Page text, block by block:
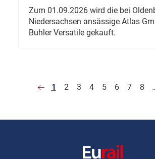
Zum 01.09.2026 wird die bei
Niedersachsen ansässige Atlas
Buhler Versatile gekauft.
1 2 3 4 5 6 7 8